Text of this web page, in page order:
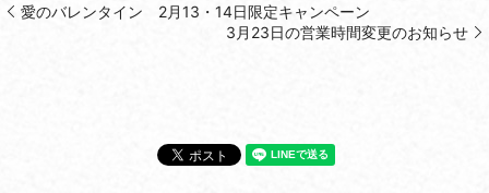
愛のバレンタイン 2月13・14日限定キャンペーン
3月23日の営業時間変更のお知らせ